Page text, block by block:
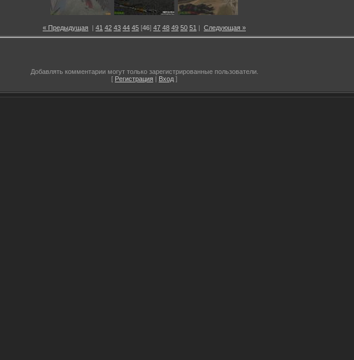
« Предыдущая | 41 42 43 44 45 [46] 47 48 49 50 51 | Следующая »
Добавлять комментарии могут только зарегистрированные пользователи.
[ Регистрация Вход ]